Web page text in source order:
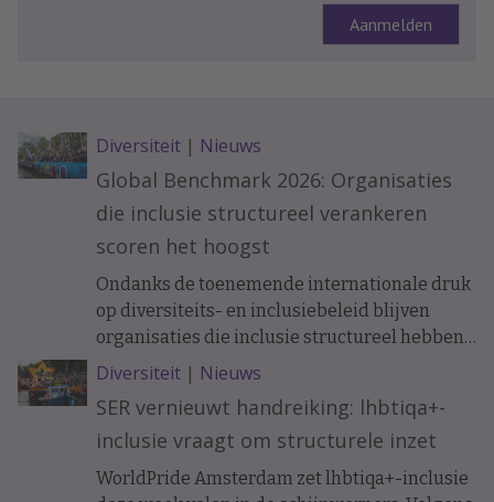
Diversiteit| Nieuws
Global Benchmark 2026: Organisaties
die inclusie structureel verankeren
scoren het hoogst
Ondanks de toenemende internationale druk
op diversiteits- en inclusiebeleid blijven
organisaties die inclusie structureel hebben
verankerd beter presteren. Dat blijkt uit de
Workplace Pride Global Benchmark 2026,
waarin werkgevers worden beoordeeld op
hun lhbtiq+-inclusiebeleid.
Diversiteit| Nieuws
SER vernieuwt handreiking: lhbtiqa+-
inclusie vraagt om structurele inzet
WorldPride Amsterdam zet lhbtiqa+-inclusie